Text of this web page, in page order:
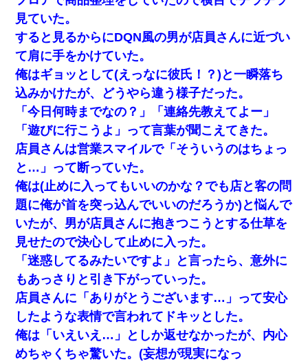
見ていた。
すると見るからにDQN風の男が店員さんに近づい
て肩に手をかけていた。
俺はギョッとして(えっなに彼氏！？)と一瞬落ち
込みかけたが、どうやら違う様子だった。
「今日何時までなの？」「連絡先教えてよー」
「遊びに行こうよ」って言葉が聞こえてきた。
店員さんは営業スマイルで「そういうのはちょっ
と…」って断っていた。
俺は(止めに入ってもいいのかな？でも店と客の問
題に俺が首を突っ込んでいいのだろうか)と悩んで
いたが、男が店員さんに抱きつこうとする仕草を
見せたので決心して止めに入った。
「迷惑してるみたいですよ」と言ったら、意外に
もあっさりと引き下がっていった。
店員さんに「ありがとうございます…」って安心
したような表情で言われてドキッとした。
俺は「いえいえ…」としか返せなかったが、内心
めちゃくちゃ驚いた。(妄想が現実になっ